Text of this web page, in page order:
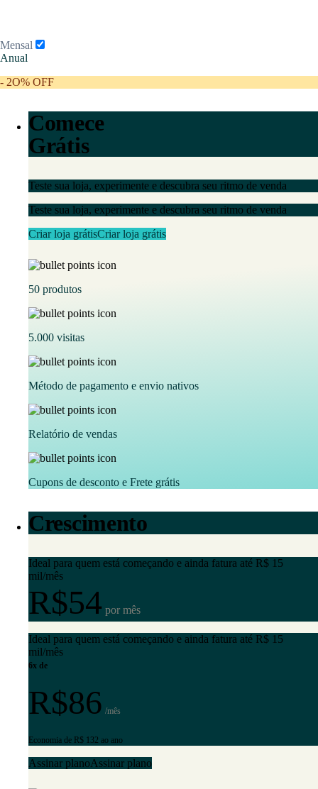
Mensal
Anual
- 2O% OFF
Comece
Grátis
Teste sua loja, experimente e descubra seu ritmo de venda
Teste sua loja, experimente e descubra seu ritmo de venda
Criar loja grátisCriar loja grátis
50 produtos
5.000 visitas
Método de pagamento e envio nativos
Relatório de vendas
Cupons de desconto e Frete grátis
Crescimento
Ideal para quem está começando e ainda fatura até R$ 15
mil/mês
R$54 por mês
Ideal para quem está começando e ainda fatura até R$ 15
mil/mês
6x de
R$86 /mês
Economia de R$ 132 ao ano
Assinar planoAssinar plano